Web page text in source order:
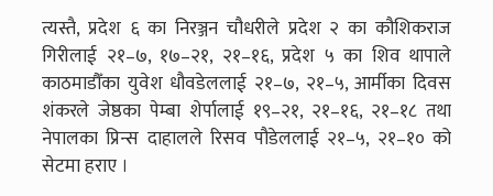
त्यस्तै, प्रदेश ६ का निरञ्जन चौधरीले प्रदेश २ का कौशिकराज
गिरीलाई २१–७, १७–२१, २१–१६, प्रदेश ५ का शिव थापाले
काठमाडौँका युवेश धौवडेललाई २१–७, २१–५, आर्मीका दिवस
शंकरले जेष्ठका पेम्बा शेर्पालाई १९–२१, २१–१६, २१–१८ तथा
नेपालका प्रिन्स दाहालले रिसव पौडेललाई २१–५, २१–१० को
सेटमा हराए ।